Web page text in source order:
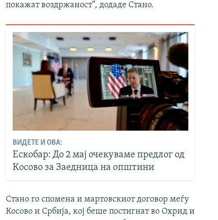
покажат воздржаност“, додаде Стано.
ВИДЕТЕ И ОВА:
Ескобар: До 2 мај очекуваме предлог од
Косово за Заедница на општини
Стано го спомена и мартовскиот договор меѓу
Косово и Србија, кој беше постигнат во Охрид и